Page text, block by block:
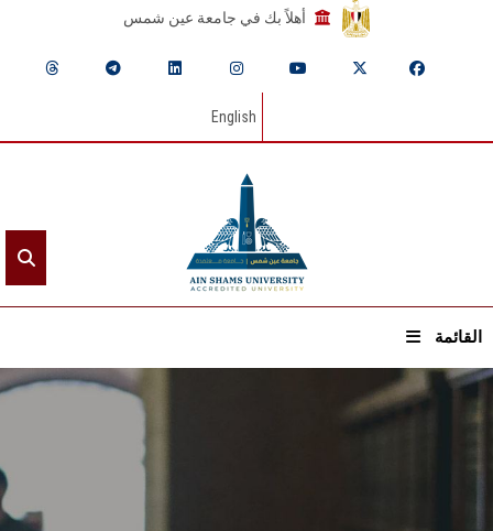
أهلاً بك في جامعة عين شمس
English
القائمة
الرئيسيـة
القطاعـات